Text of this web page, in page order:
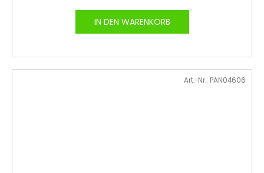
IN DEN WARENKORB
Art.-Nr.: PAN04606